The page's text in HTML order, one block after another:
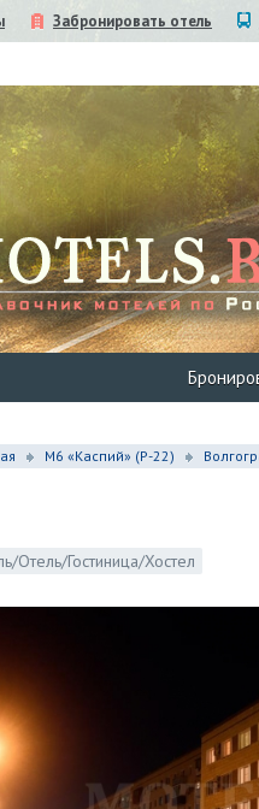
Забронировать отель
М6 «Каспий» (Р-22)
Отель/Гостиница/Хостел